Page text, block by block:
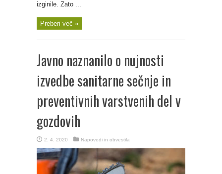
izginile. Zato ...
Preberi več »
Javno naznanilo o nujnosti
izvedbe sanitarne sečnje in
preventivnih varstvenih del v
gozdovih
2. 4. 2020 Napovedi in obvestila